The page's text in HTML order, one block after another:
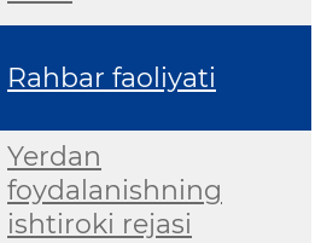
Rahbar faoliyati
Yerdan
foydalanishning
ishtiroki rejasi